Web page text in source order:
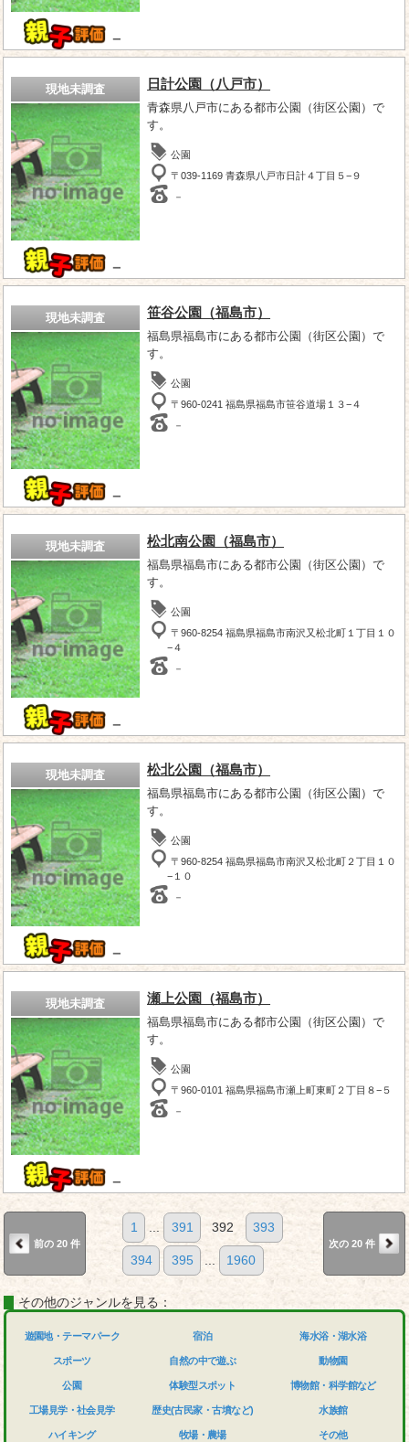
－
現地未調査
－
日計公園（八戸市）
青森県八戸市にある都市公園（街区公園）で
す。
公園
〒039-1169 青森県八戸市日計４丁目５−９
－
現地未調査
－
笹谷公園（福島市）
福島県福島市にある都市公園（街区公園）で
す。
公園
〒960-0241 福島県福島市笹谷道場１３−４
－
現地未調査
－
松北南公園（福島市）
福島県福島市にある都市公園（街区公園）で
す。
公園
〒960-8254 福島県福島市南沢又松北町１丁目１０
−４
－
現地未調査
－
松北公園（福島市）
福島県福島市にある都市公園（街区公園）で
す。
公園
〒960-8254 福島県福島市南沢又松北町２丁目１０
−１０
－
現地未調査
－
瀬上公園（福島市）
福島県福島市にある都市公園（街区公園）で
す。
公園
〒960-0101 福島県福島市瀬上町東町２丁目８−５
－
前の 20 件
1 ... 391 392 393
394 395 ... 1960
次の 20 件
その他のジャンルを見る：
遊園地・テーマパーク
スポーツ
公園
工場見学・社会見学
ハイキング
宿泊
自然の中で遊ぶ
体験型スポット
歴史(古民家・古墳など)
牧場・農場
海水浴・湖水浴
動物園
博物館・科学館など
水族館
その他